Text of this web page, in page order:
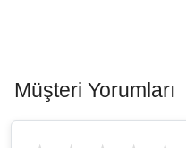
Müşteri Yorumları